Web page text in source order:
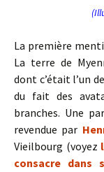
La première
La terre de
dont c’était l’un
du fait des
branches. Une
revendue par
Vieilbourg (voyez
consacre dans